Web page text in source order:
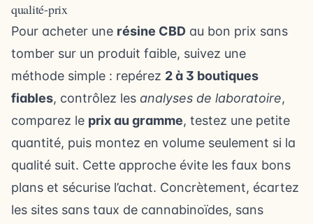
qualité-prix
Pour acheter une résine CBD au bon prix sans
tomber sur un produit faible, suivez une
méthode simple : repérez 2 à 3 boutiques
fiables, contrôlez les analyses de laboratoire,
comparez le prix au gramme, testez une petite
quantité, puis montez en volume seulement si la
qualité suit. Cette approche évite les faux bons
plans et sécurise l’achat. Concrètement, écartez
les sites sans taux de cannabinoïdes, sans